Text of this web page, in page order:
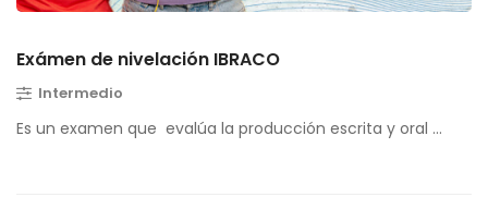
Exámen de nivelación IBRACO
Intermedio
Es un examen que evalúa la producción escrita y oral …